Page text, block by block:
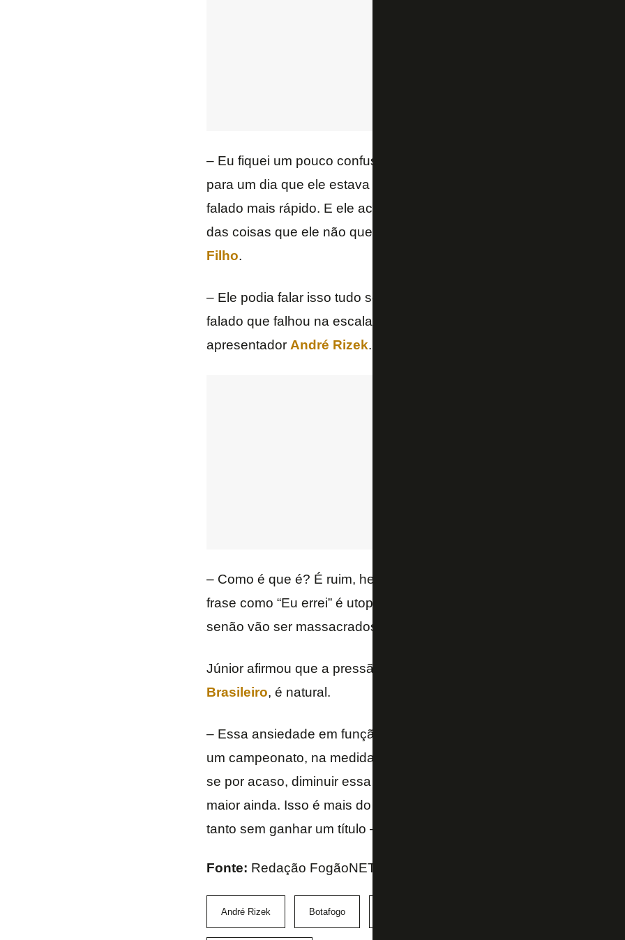
– Eu fiquei um pouco confuso. O que ele quis dizer é que ele quis só
para um dia que ele estava perdendo e não queria falar do jogo. É
falado mais rápido. E ele acha que acertou, que deu super certo,
das coisas que ele não queria que falassem – afirmou o
Filho.
– Ele podia falar isso tudo sem ter colocado o cargo à disposição,
falado que falhou na escalação, que a responsabilidade era dele,
apresentador André Rizek.
– Como é que é? É ruim, hein! Duvido! Duvido! Os treinadores hoje
frase como “Eu errei” é utopia. Eles não dizem mais que erraram,
senão vão ser massacrados – exclamou o ex-jogador e comentarista
Júnior afirmou que a pressão em cima do Botafogo, líder isolado do
Brasileiro, é natural.
– Essa ansiedade em função de tantos anos que o Botafogo está
um campeonato, na medida que vai chegando o final, vai
se por acaso, diminuir essa diferença que o Botafogo tem, vai criar
maior ainda. Isso é mais do que normal quando um clube do
tanto sem ganhar um título – ponderou.
Fonte: Redação FogãoNET e SporTV
André Rizek Botafogo